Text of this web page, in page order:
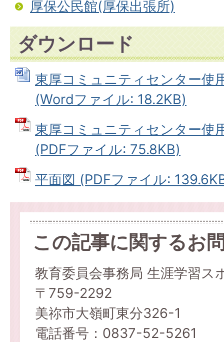
厚保公民館(厚保出張所)
ダウンロード
東厚コミュニティセンター使
(Wordファイル: 18.2KB)
東厚コミュニティセンター使
(PDFファイル: 75.8KB)
平面図 (PDFファイル:
この記事に関するお
教育委員会事務局 生涯学習ス
〒759-2292
美祢市大嶺町東分326-1
電話番号：0837-52-5261